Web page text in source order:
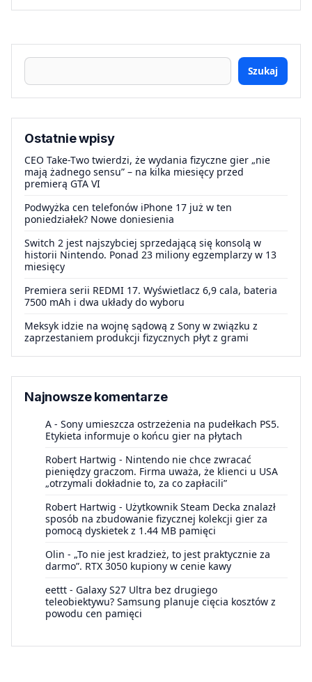
Szukaj
Ostatnie wpisy
CEO Take-Two twierdzi, że wydania fizyczne gier „nie
mają żadnego sensu” – na kilka miesięcy przed
premierą GTA VI
Podwyżka cen telefonów iPhone 17 już w ten
poniedziałek? Nowe doniesienia
Switch 2 jest najszybciej sprzedającą się konsolą w
historii Nintendo. Ponad 23 miliony egzemplarzy w 13
miesięcy
Premiera serii REDMI 17. Wyświetlacz 6,9 cala, bateria
7500 mAh i dwa układy do wyboru
Meksyk idzie na wojnę sądową z Sony w związku z
zaprzestaniem produkcji fizycznych płyt z grami
Najnowsze komentarze
A - Sony umieszcza ostrzeżenia na pudełkach PS5.
Etykieta informuje o końcu gier na płytach
Robert Hartwig - Nintendo nie chce zwracać
pieniędzy graczom. Firma uważa, że klienci u USA
„otrzymali dokładnie to, za co zapłacili”
Robert Hartwig - Użytkownik Steam Decka znalazł
sposób na zbudowanie fizycznej kolekcji gier za
pomocą dyskietek z 1.44 MB pamięci
Olin - „To nie jest kradzież, to jest praktycznie za
darmo”. RTX 3050 kupiony w cenie kawy
eettt - Galaxy S27 Ultra bez drugiego
teleobiektywu? Samsung planuje cięcia kosztów z
powodu cen pamięci